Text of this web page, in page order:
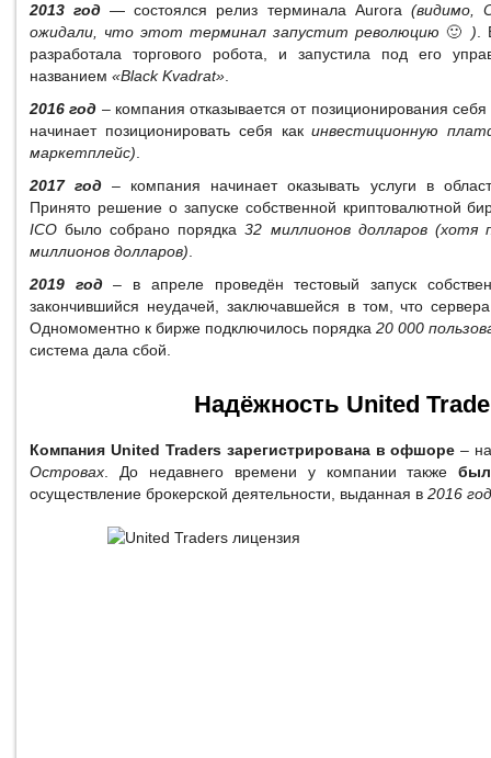
2013 год — состоялся релиз терминала Aurora (видимо,
ожидали, что этот терминал запустит революцию🙂 ).
разработала торгового робота, и запустила под его
названием «Black Kvadrat».
2016 год – компания отказывается от позиционирования
начинает позиционировать себя какинвестиционную
маркетплейс).
2017 год – компания начинает оказывать услуги в
Принято решение о запуске собственной криптовалютной
ICO было собрано порядка32 миллионов долларов (хотя
миллионов долларов).
2019 год– в апреле проведён тестовый запуск
закончившийся неудачей, заключавшейся в том, что
Одномоментно к бирже подключилось порядка 20 000
система дала сбой.
Надёжность United
Компания United Traders зарегистрирована в офшоре –
Островах . До недавнего времени у компании также
осуществление брокерской деятельности, выданная в 2016